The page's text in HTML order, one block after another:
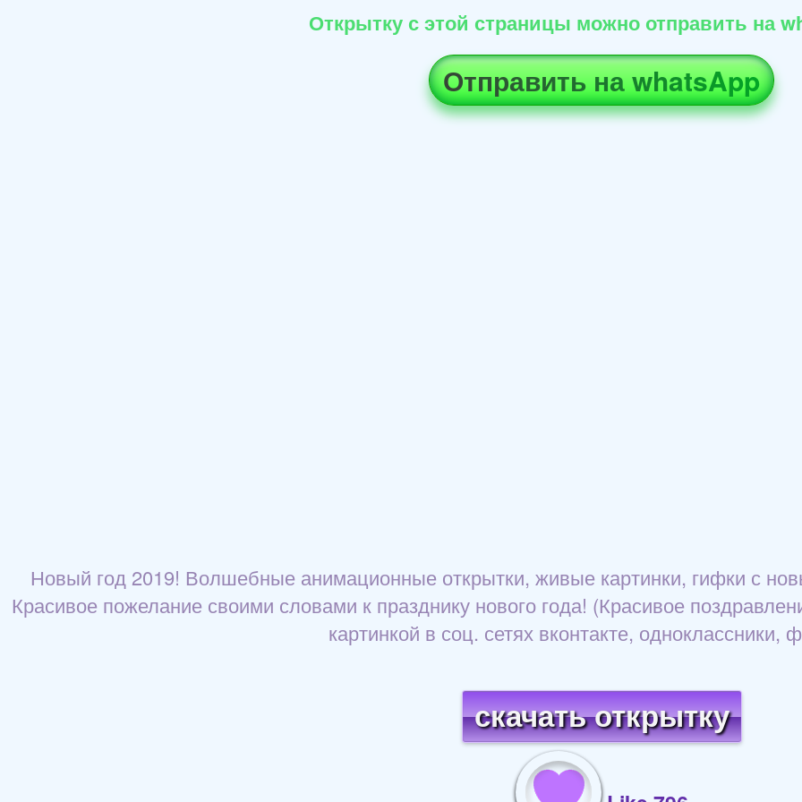
Открытку с этой страницы можно отправить на
Отправить на whatsApp
Новый год 2019! Волшебные анимационные открытки, живые картинки, гифки с
Красивое пожелание своими словами к празднику нового года! (Красивое
картинкой в соц. сетях вконтакте, одноклассники,
скачать открытку